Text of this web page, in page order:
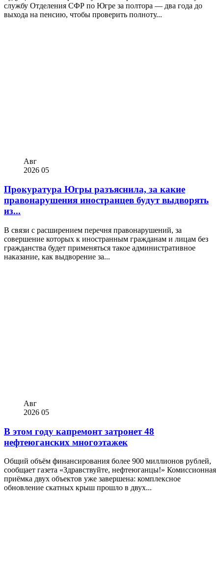
службу Отделения СФР по Югре за полтора — два года до
выхода на пенсию, чтобы проверить полноту...
Авг
2026 05
Прокуратура Югры разъяснила, за какие
правонарушения иностранцев будут выдворять
из...
В связи с расширением перечня правонарушений, за
совершение которых к иностранным гражданам и лицам без
гражданства будет применяться такое административное
наказание, как выдворение за...
Авг
2026 05
В этом году капремонт затронет 48
нефтеюганских многоэтажек
Общий объём финансирования более 900 миллионов рублей,
сообщает газета «Здравствуйте, нефтеюганцы!» Комиссионная
приёмка двух объектов уже завершена: комплексное
обновление скатных крыш прошло в двух...